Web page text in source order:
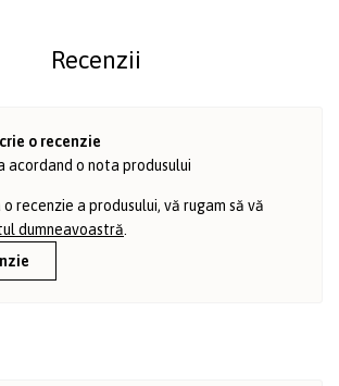
Recenzii
o recenzie
acordand o nota produsului
recenzie a produsului, vă rugam să vă
dumneavoastră